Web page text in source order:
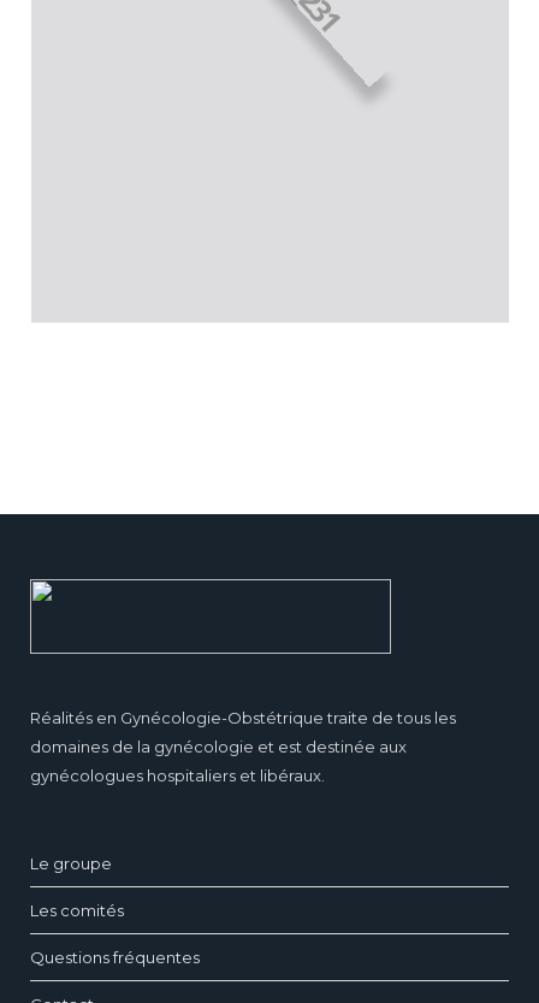
Réalités en Gynécologie-Obstétrique traite de tous les
domaines de la gynécologie et est destinée aux
gynécologues hospitaliers et libéraux.
Le groupe
Les comités
Questions fréquentes